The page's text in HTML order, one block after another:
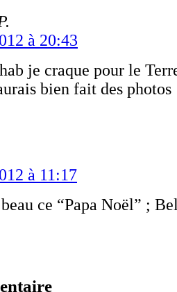
à 20:43
je craque pour le
bien fait des
à 11:17
ce “Papa Noël” ;